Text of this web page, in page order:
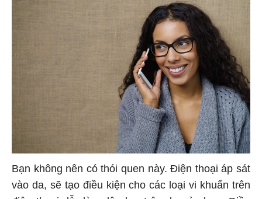
Bạn không nên có thói quen này. Điện thoại áp sát
vào da, sẽ tạo điều kiện cho các loại vi khuẩn trên